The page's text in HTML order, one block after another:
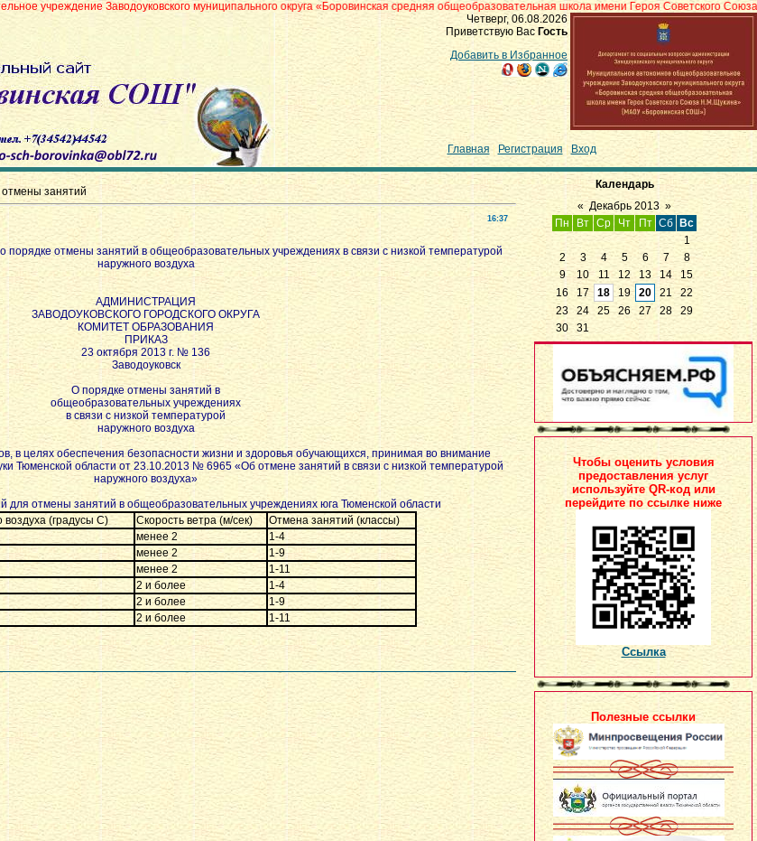
Заводоуковского муниципального округа «Боровинская средняя общеобразовательная школа имени Героя Советского Союза
Четверг, 06.08.2026
Приветствую Вас Гость
Добавить в Избранное
Главная Регистрация Вход
занятий
16:37
отмены занятий в общеобразовательных учреждениях в связи с низкой температурой
наружного воздуха
АДМИНИСТРАЦИЯ
ЗАВОДОУКОВСКОГО ГОРОДСКОГО ОКРУГА
КОМИТЕТ ОБРАЗОВАНИЯ
ПРИКАЗ
23 октября 2013 г. № 136
Заводоуковск
О порядке отмены занятий в
общеобразовательных учреждениях
в связи с низкой температурой
наружного воздуха
в целях обеспечения безопасности жизни и здоровья обучающихся, принимая во внимание
Тюменской области от 23.10.2013 № 6965 «Об отмене занятий в связи с низкой температурой
наружного воздуха»
для отмены занятий в общеобразовательных учреждениях юга Тюменской области
воздуха (градусы С)
Скорость ветра (м/сек)
Отмена занятий (классы)
менее 2
1-4
менее 2
1-9
менее 2
1-11
2 и более
1-4
2 и более
1-9
2 и более 1-11
Календарь
« Декабрь 2013 »
Пн
Вт Ср Чт Пт Сб
Вс
1
2
3 4 5 6 7
8
9
10 11 12 13 14
15
16
17 18 19 20 21
22
23
24 25 26 27 28
29
30
31
Чтобы оценить условия
предоставления услуг
используйте QR-код или
перейдите по ссылке ниже
Ссылка
Полезные ссылки